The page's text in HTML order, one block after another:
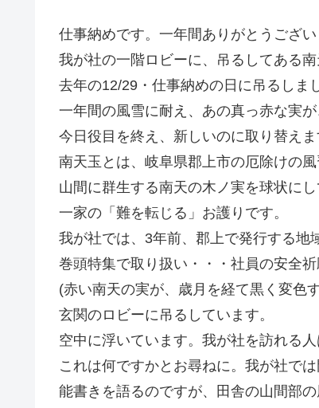
仕事納めです。一年間ありがとうござい
我が社の一階ロビーに、吊るしてある南
去年の12/29・仕事納めの日に吊るしま
一年間の風雪に耐え、あの真っ赤な実
今日役目を終え、新しいのに取り替えま
南天玉とは、岐阜県郡上市の厄除けの風
山間に群生する南天の木ノ実を球状に
一家の「難を転じる」お護りです。
我が社では、3年前、郡上で発行する地
巻頭特集で取り扱い・・・社員の安全
(赤い南天の実が、歳月を経て黒く変色
玄関のロビーに吊るしています。
空中に浮いています。我が社を訪れる
これは何ですかとお尋ねに。我が社で
能書きを語るのですが、田舎の山間部の